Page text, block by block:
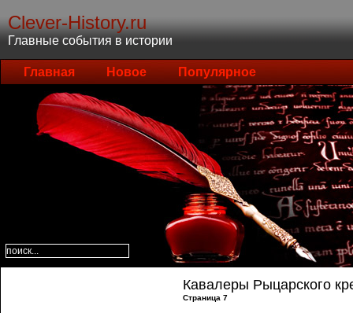
Clever-History.ru
Главные события в истории
Главная Новое Популярное
Кавалеры Рыцарского
Страница 7